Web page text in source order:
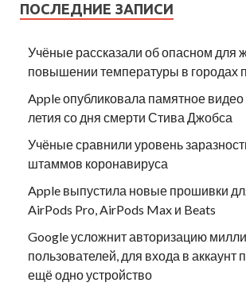
ПОСЛЕДНИЕ ЗАПИСИ
Учёные рассказали об опасном для
повышении температуры в городах
Apple опубликовала памятное видео
летия со дня смерти Стива Джобса
Учёные сравнили уровень
штаммов коронавируса
Apple выпустила новые прошивки
AirPods Pro, AirPods Max и Beats
Google усложнит авторизацию
пользователей, для входа в аккаунт
ещё одно устройство